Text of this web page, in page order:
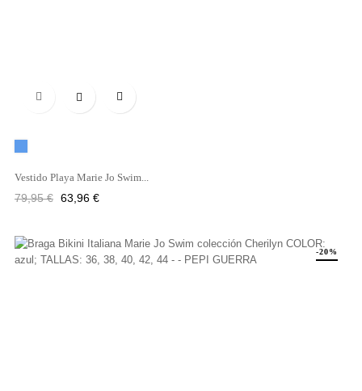

Vestido Playa Marie Jo Swim...
Precio
79,95 € Precio
63,96 €
-20%